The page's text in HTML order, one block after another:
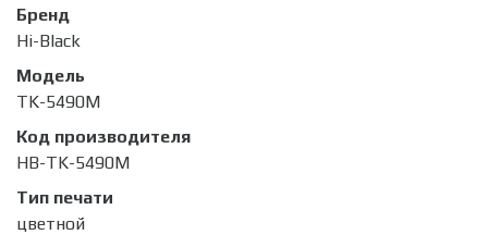
Бренд
Hi-Black
Модель
TK-5490M
Код производителя
HB-TK-5490M
Тип печати
цветной